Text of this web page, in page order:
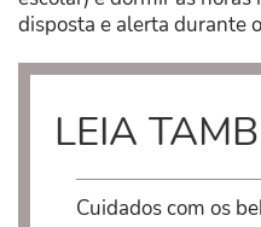
disposta e alerta durante
LEIA
Cuidados com os